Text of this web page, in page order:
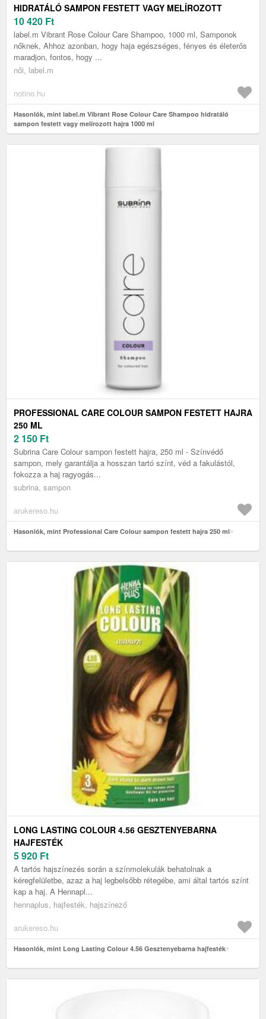
HIDRATÁLÓ SAMPON FESTETT VAGY MELÍROZOTT
HAJRA 1000 ML
10 420 Ft
label.m Vibrant Rose Colour Care Shampoo, 1000 ml, Samponok
nőknek, Ahhoz azonban, hogy haja egészséges, fényes és életerős
maradjon, fontos, hogy ...
női, label.m
notino.hu
Hasonlók, mint label.m Vibrant Rose Colour Care Shampoo hidratáló
sampon festett vagy melírozott hajra 1000 ml
PROFESSIONAL CARE COLOUR SAMPON FESTETT HAJRA
250 ML
2 150 Ft
Subrina Care Colour sampon festett hajra, 250 ml - Színvédő
sampon, mely garantálja a hosszan tartó színt, véd a fakulástól,
fokozza a haj ragyogás...
subrina, sampon
arukereso.hu
Hasonlók, mint Professional Care Colour sampon festett hajra 250 ml
LONG LASTING COLOUR 4.56 GESZTENYEBARNA
HAJFESTÉK
5 920 Ft
A tartós hajszínezés során a színmolekulák behatolnak a
kéregfelületbe, azaz a haj legbelsőbb rétegébe, ami által tartós színt
kap a haj. A Hennapl...
hennaplus, hajfesték, hajszínező
arukereso.hu
Hasonlók, mint Long Lasting Colour 4.56 Gesztenyebarna hajfesték